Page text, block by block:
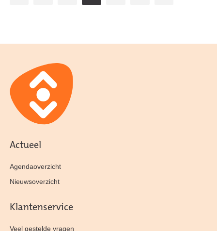
Actueel
Agendaoverzicht
Nieuwsoverzicht
Klantenservice
Veel gestelde vragen